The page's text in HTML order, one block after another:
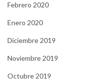
Febrero 2020
Enero 2020
Diciembre 2019
Noviembre 2019
Octubre 2019